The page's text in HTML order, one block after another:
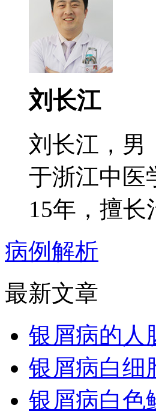
刘长江
刘长江，男
于浙江中医
15年，擅长
病例解析
最新文章
银屑病的人
银屑病白细
银屑病白色